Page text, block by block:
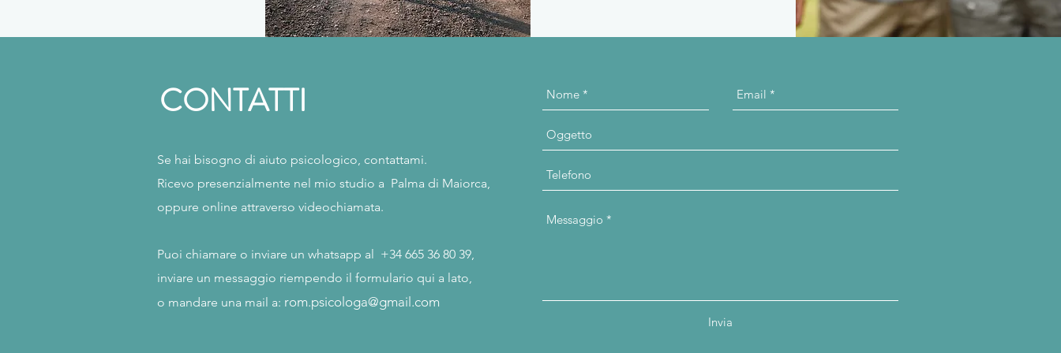
CONTATTI
Se hai bisogno di aiuto psicologico, contattami.
Ricevo presenzialmente nel mio studio a Palma di Maiorca,
oppure online attraverso videochiamata.
Puoi chiamare o inviare un whatsapp al +34 665 36 80 39,
inviare un messaggio riempendo il formulario qui a lato,
o mandare una mail a: rom.psicologa@gmail.com
Invia